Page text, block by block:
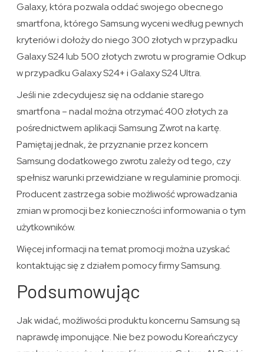
Galaxy, która pozwala oddać swojego obecnego
smartfona, którego Samsung wyceni według pewnych
kryteriów i dołoży do niego 300 złotych w przypadku
Galaxy S24 lub 500 złotych zwrotu w programie Odkup
w przypadku Galaxy S24+ i Galaxy S24 Ultra.
Jeśli nie zdecydujesz się na oddanie starego
smartfona – nadal można otrzymać 400 złotych za
pośrednictwem aplikacji Samsung Zwrot na kartę.
Pamiętaj jednak, że przyznanie przez koncern
Samsung dodatkowego zwrotu zależy od tego, czy
spełnisz warunki przewidziane w regulaminie promocji.
Producent zastrzega sobie możliwość wprowadzania
zmian w promocji bez konieczności informowania o tym
użytkowników.
Więcej informacji na temat promocji można uzyskać
kontaktując się z działem pomocy firmy Samsung.
Podsumowując
Jak widać, możliwości produktu koncernu Samsung są
naprawdę imponujące. Nie bez powodu Koreańczycy